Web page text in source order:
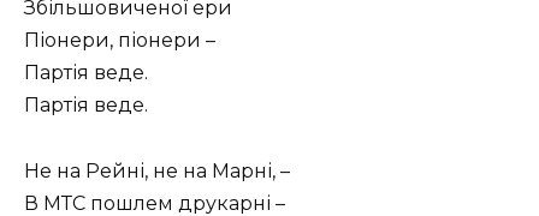
Збільшовиченої ери
Піонери, піонери –
Партія веде.
Партія веде.
Не на Рейні, не на Марні, –
В МТС пошлем друкарні –